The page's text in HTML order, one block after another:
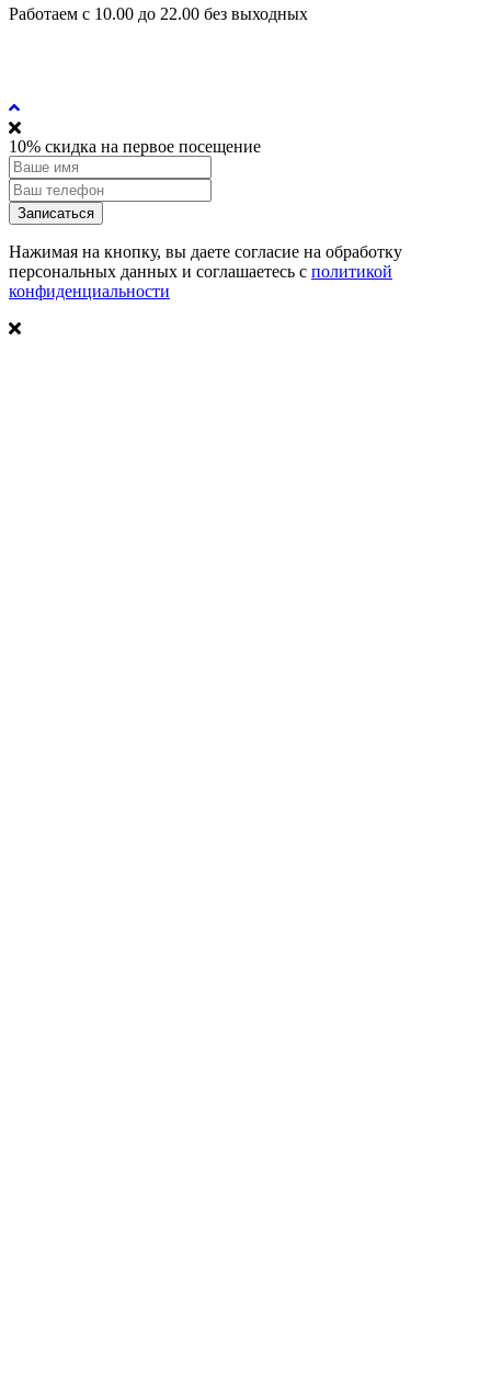
Работаем с 10.00 до 22.00 без выходных
10% скидка на первое посещение
Записаться
Нажимая на кнопку, вы даете согласие на обработку
персональных данных и соглашаетесь c политикой
конфиденциальности